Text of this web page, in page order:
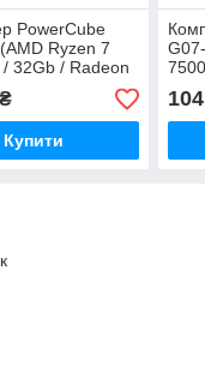
PowerCube
Ryzen 7
32Gb / Radeon
/ SSD 1Tb /
Купити
RX
2Tb